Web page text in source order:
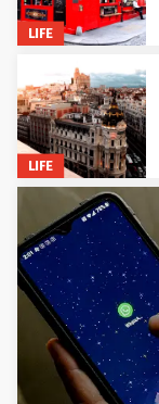
LIFE
LIFE